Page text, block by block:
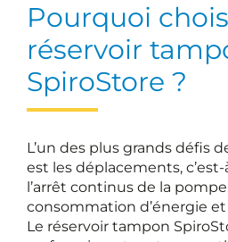
Pourquoi
réservoir
SpiroStore ?
L’un des plus grands défis
est les déplacements,
l’arrêt continus de la
consommation d’énergie
Le réservoir tampon